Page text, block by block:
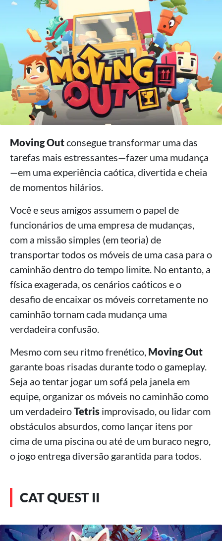
Moving Outconsegue transformar uma das
tarefas mais estressantes—fazer uma mudança
—em uma experiência caótica, divertida e cheia
de momentos hilários.
Você e seus amigos assumem o papel de
funcionários de uma empresa de mudanças,
com a missão simples (em teoria) de
transportar todos os móveis de uma casa para o
caminhão dentro do tempo limite. No entanto, a
física exagerada, os cenários caóticos e o
desafio de encaixar os móveis corretamente no
caminhão tornam cada mudança uma
verdadeira confusão.
Mesmo com seu ritmo frenético, Moving Out
garante boas risadas durante todo o gameplay.
Seja ao tentar jogar um sofá pela janela em
equipe, organizar os móveis no caminhão como
um verdadeiroTetris improvisado, ou lidar com
obstáculos absurdos, como lançar itens por
cima de uma piscina ou até de um buraco negro,
o jogo entrega diversão garantida para todos.
CAT QUEST II